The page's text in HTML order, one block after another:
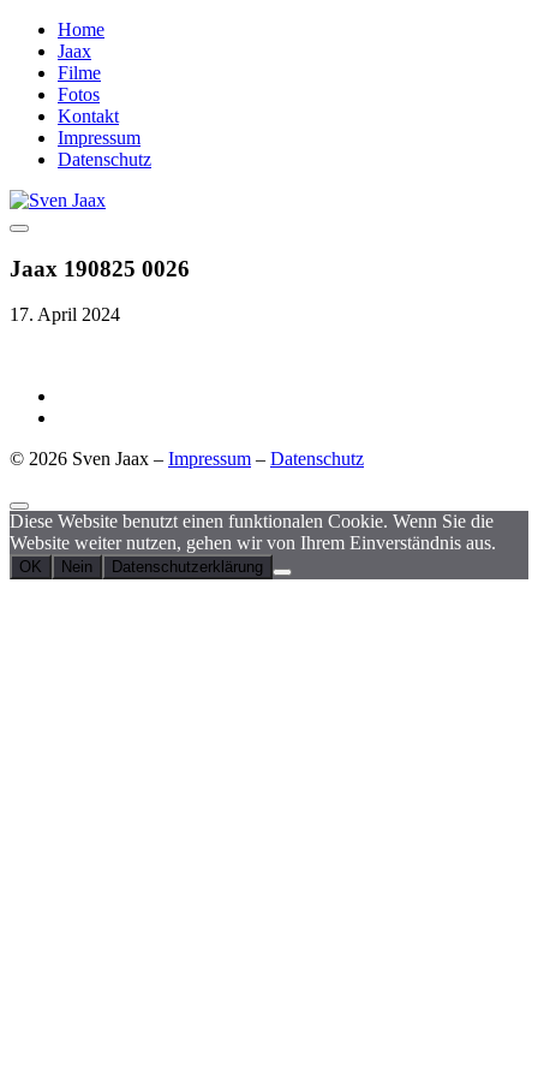
Home
Jaax
Filme
Fotos
Kontakt
Impressum
Datenschutz
Jaax 190825 0026
17. April 2024
© 2026 Sven Jaax – Impressum – Datenschutz
Diese Website benutzt einen funktionalen Cookie. Wenn Sie die
Website weiter nutzen, gehen wir von Ihrem Einverständnis aus.
OK Nein Datenschutzerklärung